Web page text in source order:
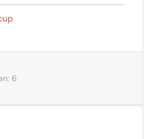
6